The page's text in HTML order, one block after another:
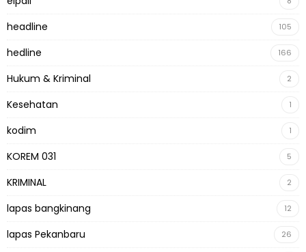
headline 105
hedline 166
Hukum & Kriminal 2
Kesehatan 1
kodim 1
KOREM 031 5
KRIMINAL 2
lapas bangkinang 12
lapas Pekanbaru 26